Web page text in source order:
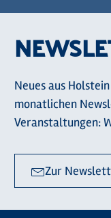
Neues aus
monatlichen
Veranstaltungen:
Zur